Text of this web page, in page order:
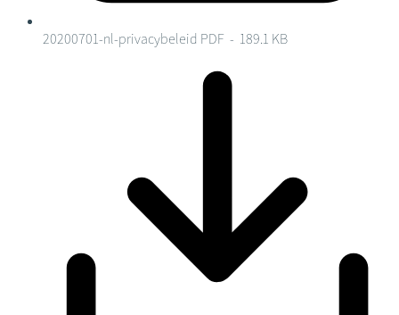
20200701-nl-privacybeleid PDF - 189.1 KB